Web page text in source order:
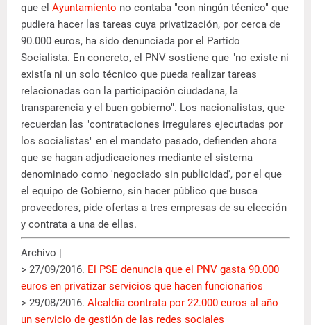
que el Ayuntamiento no contaba "con ningún técnico" que
pudiera hacer las tareas cuya privatización, por cerca de
90.000 euros, ha sido denunciada por el Partido
Socialista. En concreto, el PNV sostiene que "no existe ni
existía ni un solo técnico que pueda realizar tareas
relacionadas con la participación ciudadana, la
transparencia y el buen gobierno". Los nacionalistas, que
recuerdan las "contrataciones irregulares ejecutadas por
los socialistas" en el mandato pasado, defienden ahora
que se hagan adjudicaciones mediante el sistema
denominado como 'negociado sin publicidad', por el que
el equipo de Gobierno, sin hacer público que busca
proveedores, pide ofertas a tres empresas de su elección
y contrata a una de ellas.
Archivo |
> 27/09/2016. El PSE denuncia que el PNV gasta 90.000
euros en privatizar servicios que hacen funcionarios
> 29/08/2016. Alcaldía contrata por 22.000 euros al año
un servicio de gestión de las redes sociales